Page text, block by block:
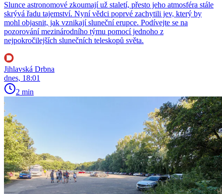
Slunce astronomové zkoumají už staletí, přesto jeho atmosféra stále
skrývá řadu tajemství. Nyní vědci poprvé zachytili jev, který by
mohl objasnit, jak vznikají sluneční erupce. Podívejte se na
pozorování mezinárodního týmu pomocí jednoho z
nejpokročilejších slunečních teleskopů světa.
Jihlavská Drbna
dnes, 18:01
2 min